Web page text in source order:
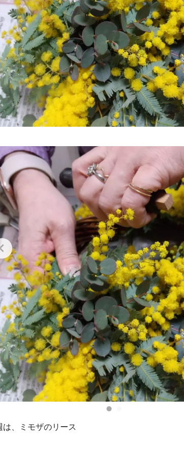
は、ミモザのリース